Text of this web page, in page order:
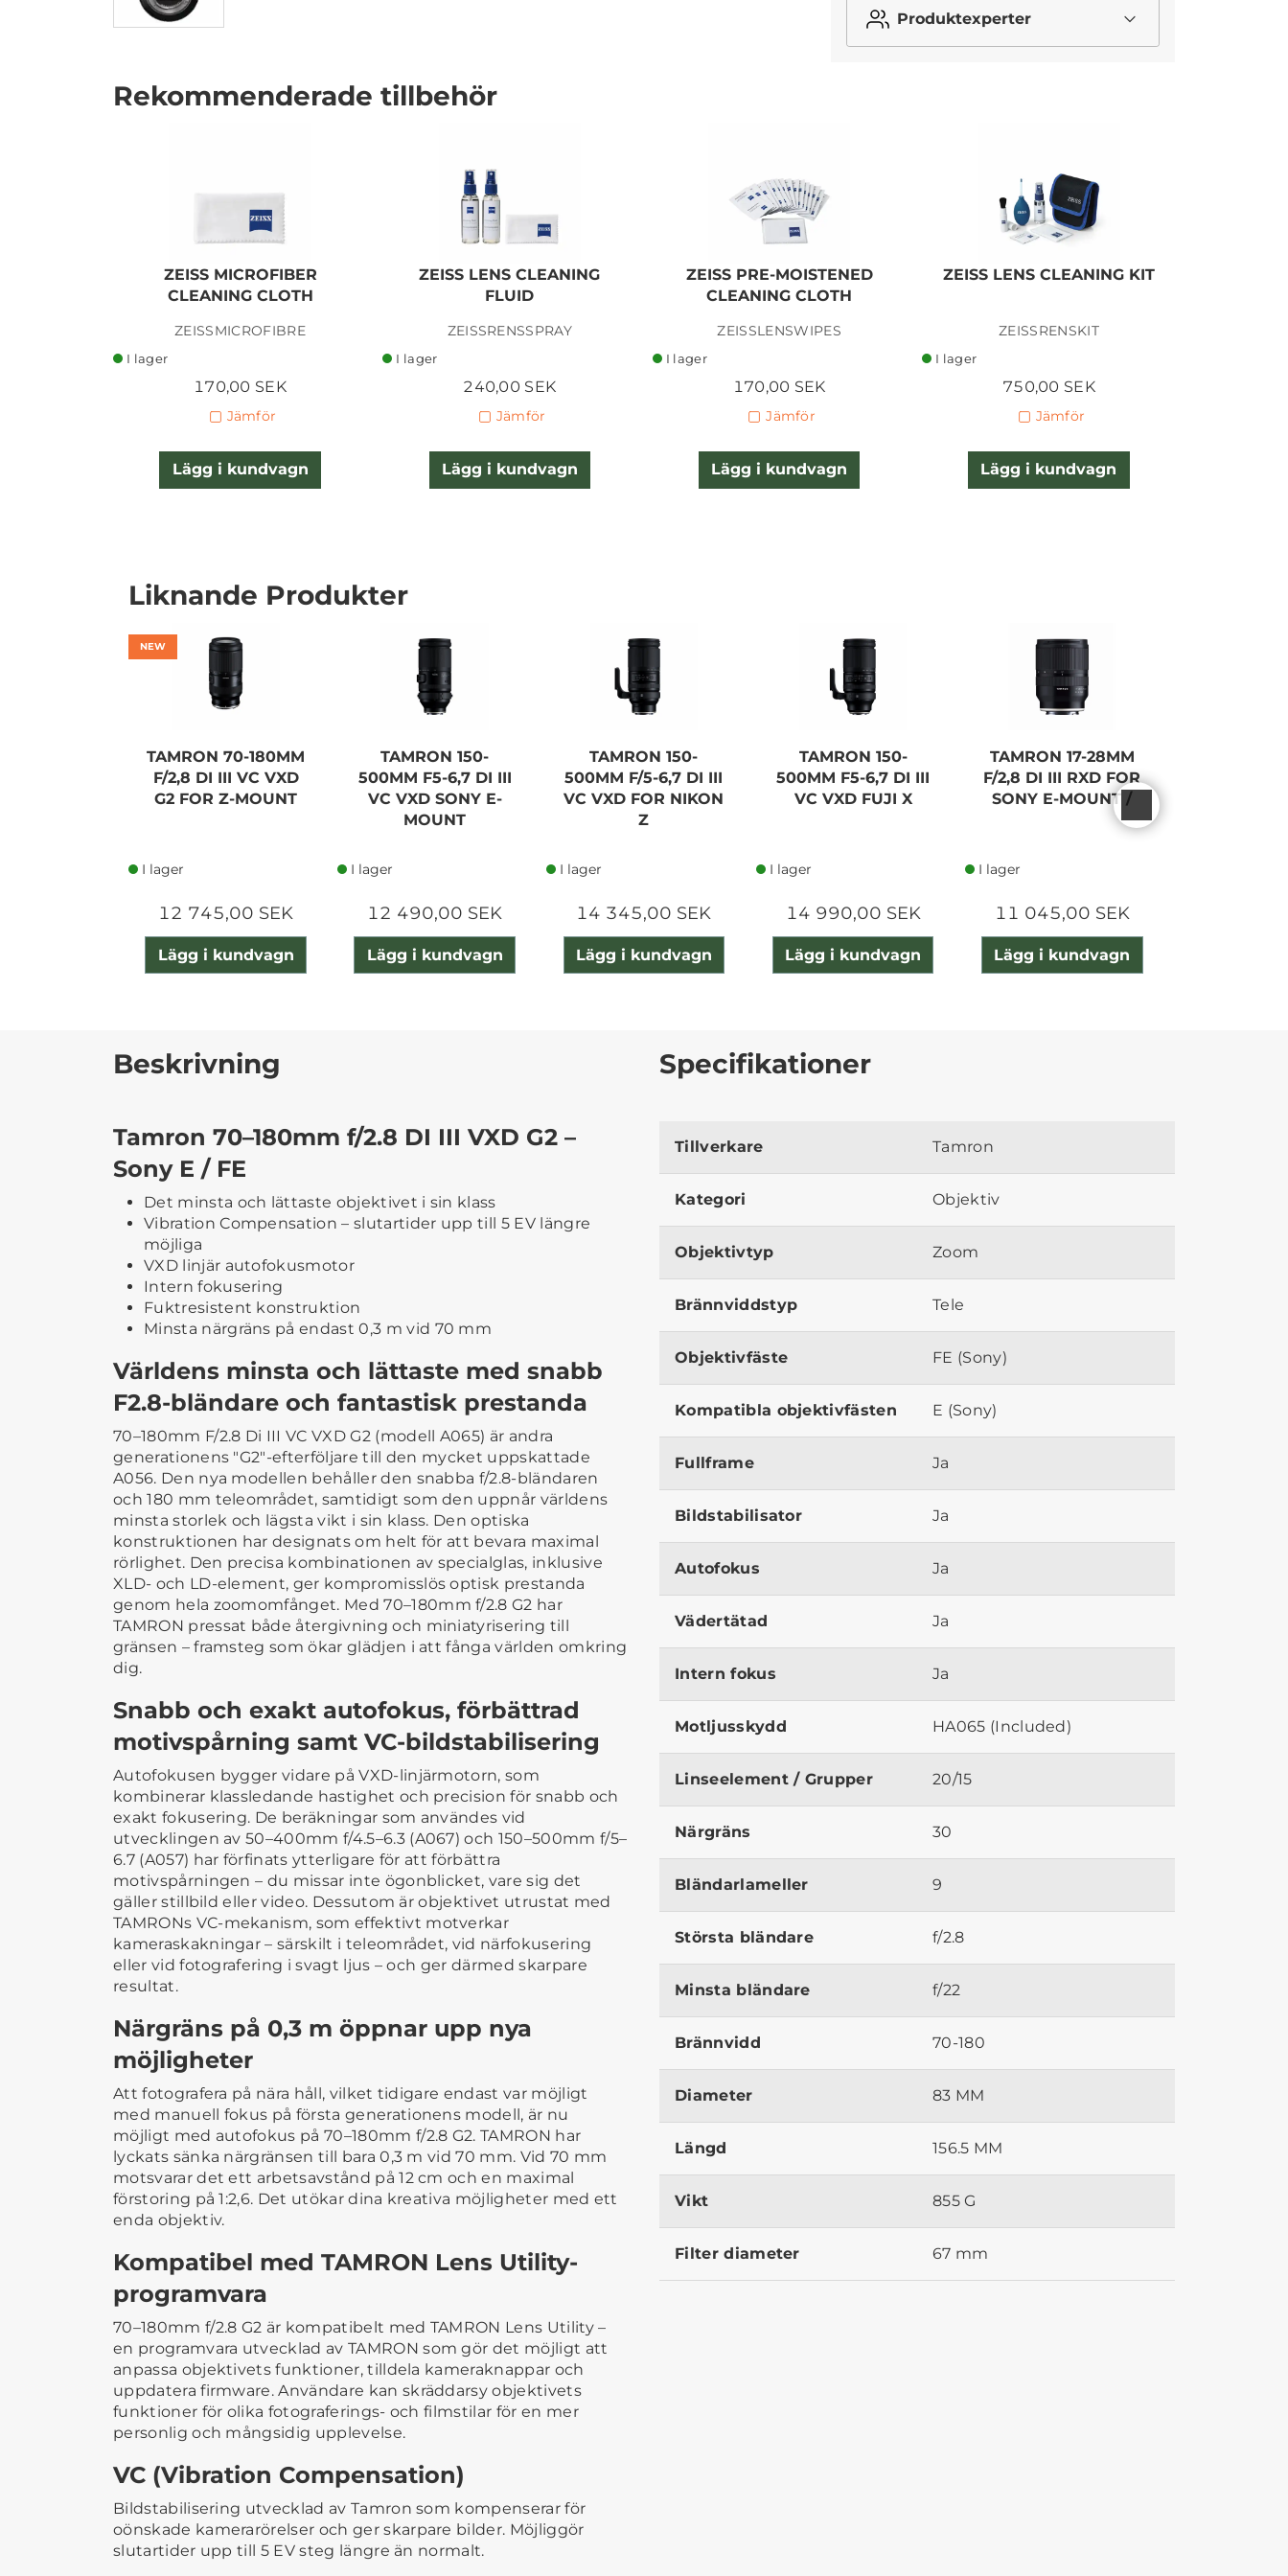
Lägg i kundvagn
Produktexperter
Rekommenderade tillbehör
ZEISS MICROFIBER
CLEANING CLOTH
ZEISSMICROFIBRE
I lager
170,00 SEK
Jämför
Lägg i kundvagn
ZEISS LENS CLEANING
FLUID
ZEISSRENSSPRAY
I lager
240,00 SEK
Jämför
Lägg i kundvagn
ZEISS PRE-MOISTENED
CLEANING CLOTH
ZEISSLENSWIPES
I lager
170,00 SEK
Jämför
Lägg i kundvagn
ZEISS LENS CLEANING KIT
ZEISSRENSKIT
I lager
750,00 SEK
Jämför
Lägg i kundvagn
Liknande Produkter
NEW
TAMRON 70-180MM
F/2,8 DI III VC VXD
G2 FOR Z-MOUNT
I lager
12 745,00 SEK
Lägg i kundvagn
TAMRON 150-
500MM F5-6,7 DI III
VC VXD SONY E-
MOUNT
I lager
12 490,00 SEK
Lägg i kundvagn
TAMRON 150-
500MM F/5-6,7 DI III
VC VXD FOR NIKON
Z
I lager
14 345,00 SEK
Lägg i kundvagn
TAMRON 150-
500MM F5-6,7 DI III
VC VXD FUJI X
I lager
14 990,00 SEK
Lägg i kundvagn
TAMRON 17-28MM
F/2,8 DI III RXD FOR
SONY E-MOUNT /
I lager
11 045,00 SEK
Lägg i kundvagn
Beskrivning
Tamron 70–180mm f/2.8 DI III VXD G2 –
Sony E / FE
Det minsta och lättaste objektivet i sin klass
Vibration Compensation – slutartider upp till 5 EV längre
möjliga
VXD linjär autofokusmotor
Intern fokusering
Fuktresistent konstruktion
Minsta närgräns på endast 0,3 m vid 70 mm
Världens minsta och lättaste med snabb
F2.8-bländare och fantastisk prestanda
70–180mm F/2.8 Di III VC VXD G2 (modell A065) är andra
generationens "G2"-efterföljare till den mycket uppskattade
A056. Den nya modellen behåller den snabba f/2.8-bländaren
och 180 mm teleområdet, samtidigt som den uppnår världens
minsta storlek och lägsta vikt i sin klass. Den optiska
konstruktionen har designats om helt för att bevara maximal
rörlighet. Den precisa kombinationen av specialglas, inklusive
XLD- och LD-element, ger kompromisslös optisk prestanda
genom hela zoomomfånget. Med 70–180mm f/2.8 G2 har
TAMRON pressat både återgivning och miniatyrisering till
gränsen – framsteg som ökar glädjen i att fånga världen omkring
dig.
Snabb och exakt autofokus, förbättrad
motivspårning samt VC-bildstabilisering
Autofokusen bygger vidare på VXD-linjärmotorn, som
kombinerar klassledande hastighet och precision för snabb och
exakt fokusering. De beräkningar som användes vid
utvecklingen av 50–400mm f/4.5–6.3 (A067) och 150–500mm f/5–
6.7 (A057) har förfinats ytterligare för att förbättra
motivspårningen – du missar inte ögonblicket, vare sig det
gäller stillbild eller video. Dessutom är objektivet utrustat med
TAMRONs VC-mekanism, som effektivt motverkar
kameraskakningar – särskilt i teleområdet, vid närfokusering
eller vid fotografering i svagt ljus – och ger därmed skarpare
resultat.
Närgräns på 0,3 m öppnar upp nya
möjligheter
Att fotografera på nära håll, vilket tidigare endast var möjligt
med manuell fokus på första generationens modell, är nu
möjligt med autofokus på 70–180mm f/2.8 G2. TAMRON har
lyckats sänka närgränsen till bara 0,3 m vid 70 mm. Vid 70 mm
motsvarar det ett arbetsavstånd på 12 cm och en maximal
förstoring på 1:2,6. Det utökar dina kreativa möjligheter med ett
enda objektiv.
Kompatibel med TAMRON Lens Utility-
programvara
70–180mm f/2.8 G2 är kompatibelt med TAMRON Lens Utility –
en programvara utvecklad av TAMRON som gör det möjligt att
anpassa objektivets funktioner, tilldela kameraknappar och
uppdatera firmware. Användare kan skräddarsy objektivets
funktioner för olika fotograferings- och filmstilar för en mer
personlig och mångsidig upplevelse.
VC (Vibration Compensation)
Bildstabilisering utvecklad av Tamron som kompenserar för
oönskade kamerarörelser och ger skarpare bilder. Möjliggör
slutartider upp till 5 EV steg längre än normalt.
Specifikationer
Tillverkare Tamron
Kategori Objektiv
Objektivtyp Zoom
Brännviddstyp Tele
Objektivfäste FE (Sony)
Kompatibla objektivfästen E (Sony)
Fullframe Ja
Bildstabilisator Ja
Autofokus Ja
Vädertätad Ja
Intern fokus Ja
Motljusskydd HA065 (Included)
Linseelement / Grupper 20/15
Närgräns 30
Bländarlameller 9
Största bländare f/2.8
Minsta bländare f/22
Brännvidd 70-180
Diameter 83 MM
Längd 156.5 MM
Vikt 855 G
Filter diameter 67 mm